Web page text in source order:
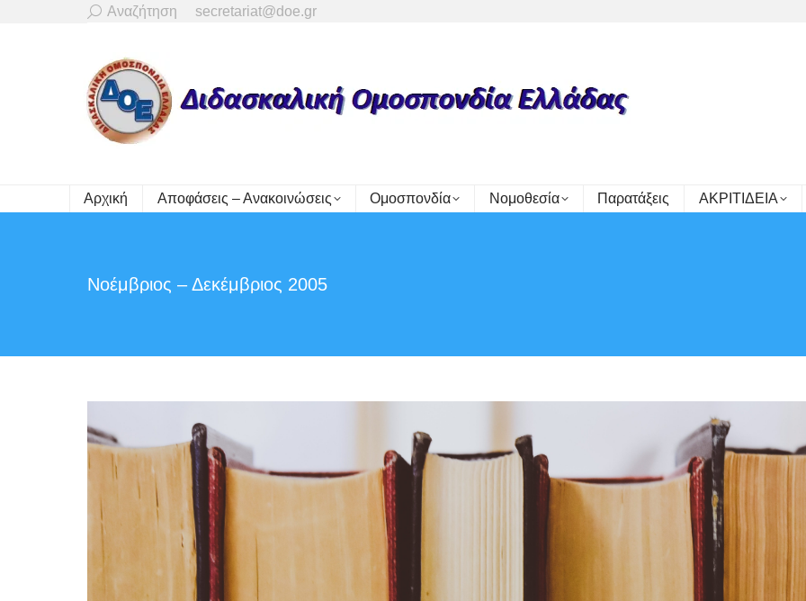
Search:
Αναζήτηση secretariat@doe.gr
Αρχική Αποφάσεις – Ανακοινώσεις Ομοσπονδία Νομοθεσία Παρατάξεις ΑΚΡΙΤΙΔΕΙΑ
Νοέμβριος – Δεκέμβριος 2005